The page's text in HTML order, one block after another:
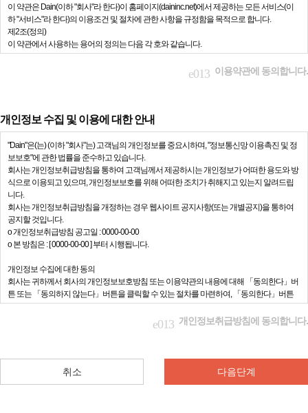
이 약관은 Dain(이하 "회사"라 한다)이 홈페이지(daininc.net)에서 제공하는 모든 서비스(이
하 "서비스"라 한다)의 이용조건 및 절차에 관한 사항을 규정함을 목적으로 합니다.
제2조(정의)
이 약관에서 사용하는 용어의 정의는 다음 각 호와 같습니다.
1. 이용자 : 본 약관에 따라 회사가 제공하는 서비스를 받는 자
2. 이용계약 : 서비스 이용과 관련하여 회사와 이용자간에 체결하는 계약
5. 이용자번호(ID) : 회원 식별과 회원의 서비스 이용을 위하여 이용자가 선정하고 회사가 승
인하는 영문자와 숫자의 조합
6. 패스워드(PASSWORD) : 회원의 정보 보호를 위해 이용자 자신이 설정한 영문자와 숫자,
특수문자의 조합
7. 이용해지 : 회사 또는 회원이 서비스 이용 이후 그 이용계약을 종료시키는 의사표시
제3조(약관의 효력과 변경)
회원은 변경된 약관에 동의하지 않을 경우 회원 탈퇴(해지)를 요청할 수 있으며, 변경된 약
관의 효력 발생일로부터 7일 이후에도 거부의사를 표시하지 아니하고 서비스를 계속 사용
할 경우 약관의 변경 사항에 동의한 것으로 간주됩니다
① 이 약관의 서비스 화면에 게시하거나 공지사항 게시판 또는 기타의 방법으로 공지함으
로써 효력이 발생됩니다.
비스 화면에 공지하며, 공지후 7일 이후에도 거부의사를 표시하지 아니하고 서비스를 계속
사용할 경우 약관의 변경 사항에 동의한 것으로 간주됩니다.
③ 이용자가 변경된 약관에 동의하지 않는 경우 서비스 이용을 중단하고 본인의 회원등록
을 취소할 수 있으며, 계속 사용하시는 경우에는 약관 변경에 동의한 것으로 간주되며 변경
제2장 서비스 이용계약
이용약관에 동의합니다.
개인정보 수집 및 이용에 대한 안내
"Dain"은(는) (이하 "회사"는) 고객님의 개인정보를 중요시하며, "정보통신망 이용촉진 및 정
보보호"에 관한 법률을 준수하고 있습니다.
회사는 개인정보취급방침을 통하여 고객님께서 제공하시는 개인정보가 어떠한 용도와 방
식으로 이용되고 있으며, 개인정보보호를 위해 어떠한 조치가 취해지고 있는지 알려드립
니다.
회사는 개인정보취급방침을 개정하는 경우 웹사이트 공지사항(또는 개별공지)을 통하여
공지할 것입니다.
ο 개인정보취급방침 공고일 : 0000-00-00
ο 본 방침은 : [ 0000-00-00 ] 부터 시행됩니다.
개인정보 수집에 대한 동의
회사는 귀하께서 회사의 개인정보보호방침 또는 이용약관의 내용에 대해 「동의한다」버
튼 또는 「동의하지 않는다」버튼을 클릭할 수 있는 절차를 마련하여, 「동의한다」버튼
을 클릭하면 개인정보 수집에 대해 동의한 것으로 봅니다.
있으며, 이러한 요청이 있을 경우 회사는 지체없이 필요한 조치를 취합니다.
개인정보취급방침에 동의합니다.
취소 다음단계